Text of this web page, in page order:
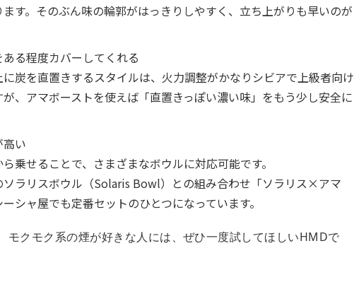
す。そのぶん味の輪郭がはっきりしやすく、立ち上がりも早いのが
る程度カバーしてくれる
炭を直置きするスタイルは、火力調整がかなりシビアで上級者向け
、アマボーストを使えば「直置きっぽい濃い味」をもう少し安全に
い
乗せることで、さまざまなボウルに対応可能です。
ソラリスボウル（Solaris Bowl）との組み合わせ「ソラリス×アマ
シャ屋でも定番セットのひとつになっています。
モクモク系の煙が好きな人には、ぜひ一度試してほしいHMDで